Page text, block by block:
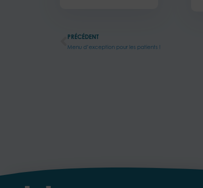
PRÉCÉDENT
Menu d’exception pour les patients !